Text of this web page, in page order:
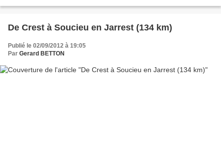
De Crest à Soucieu en Jarrest (134 km)
Publié le 02/09/2012 à 19:05
Par Gerard BETTON